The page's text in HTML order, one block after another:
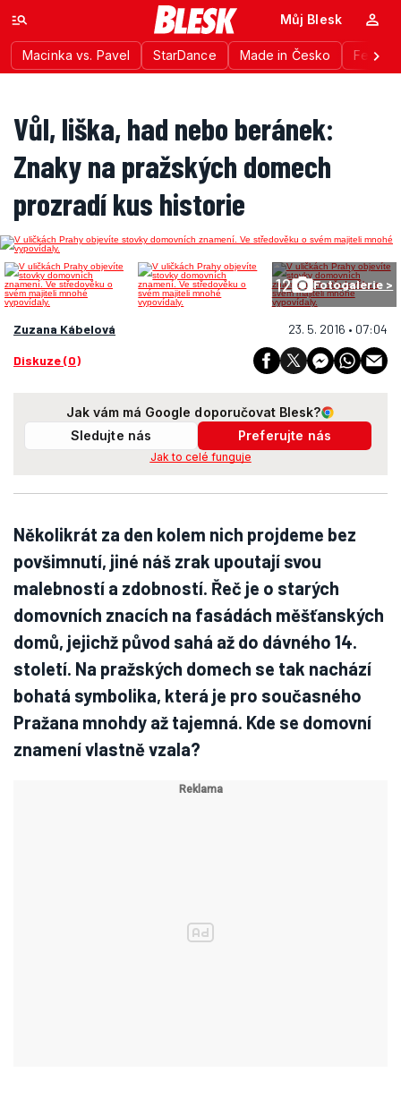
Macinka vs. Pavel StarDance Made in Česko
Můj Blesk
Vůl, liška, had nebo beránek:
Znaky na pražských domech
prozradí kus historie
12 Fotogalerie >
Zuzana Kábelová 23. 5. 2016 • 07:04
Diskuze (0)
Jak vám má Google doporučovat Blesk?
Sledujte nás
Preferujte nás
Jak to celé funguje
Několikrát za den kolem nich projdeme bez
povšimnutí, jiné náš zrak upoutají svou
malebností a zdobností. Řeč je o starých
domovních znacích na fasádách měšťanských
domů, jejichž původ sahá až do dávného 14.
století. Na pražských domech se tak nachází
bohatá symbolika, která je pro současného
Pražana mnohdy až tajemná. Kde se domovní
znamení vlastně vzala?